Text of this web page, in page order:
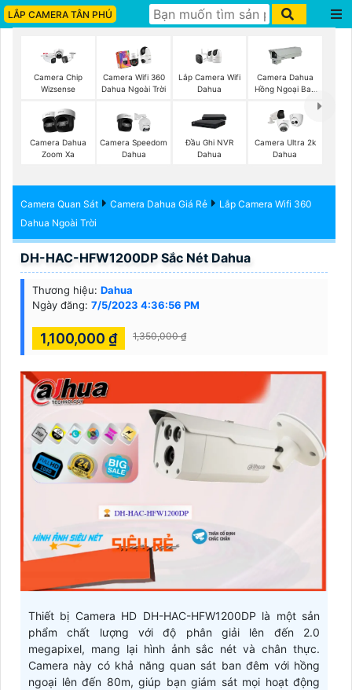
LẮP CAMERA TÂN PHÚ
Camera Chip
Wizsense
Camera Wifi 360
Dahua Ngoài Trời
Lắp Camera Wifi
Dahua
Camera Dahua
Hồng Ngoại Ban
Camera Dahua
Zoom Xa
Camera Speedom
Dahua
Đầu Ghi NVR
Dahua
Camera Ultra 2k
Dahua
Camera Quan Sát Camera Dahua Giá Rẻ
Lắp Camera Wifi 360
Dahua Ngoài Trời
DH-HAC-HFW1200DP Sắc Nét Dahua
Thương hiệu: Dahua
Ngày đăng: 7/5/2023 4:36:56 PM
1,100,000 ₫ 1,350,000 ₫
Thiết bị Camera HD DH-HAC-HFW1200DP là một sản
phẩm chất lượng với độ phân giải lên đến 2.0
megapixel, mang lại hình ảnh sắc nét và chân thực.
Camera này có khả năng quan sát ban đêm với hồng
ngoại lên đến 80m, giúp bạn giám sát mọi hoạt động